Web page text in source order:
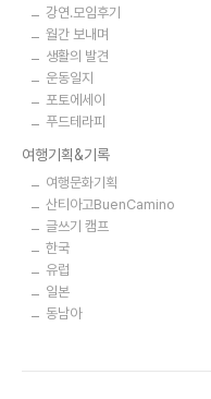
강연.모임후기
월간 보내며
생활의 발견
운동일지
포토에세이
푸드테라피
여행기획&기록
여행문화기획
산티아고BuenCamino
글쓰기 캠프
한국
유럽
일본
동남아